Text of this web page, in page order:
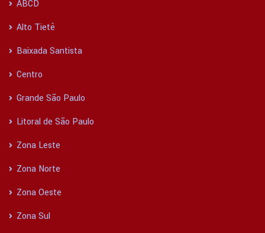
ABCD
Alto Tietê
Baixada Santista
Centro
Grande São Paulo
Litoral de São Paulo
Zona Leste
Zona Norte
Zona Oeste
Zona Sul